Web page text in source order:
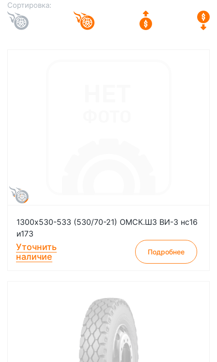
Сортировка:
1300х530-533 (530/70-21) ОМСК.ШЗ ВИ-3 нс16
и173
Уточнить
наличие
Подробнее